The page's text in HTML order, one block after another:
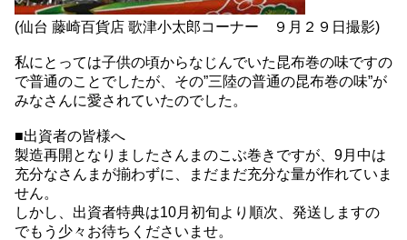
(仙台 藤崎百貨店 歌津小太郎コーナー ９月２９日撮影)
私にとっては子供の頃からなじんでいた昆布巻の味ですの
で普通のことでしたが、その”三陸の普通の昆布巻の味”が
みなさんに愛されていたのでした。
■出資者の皆様へ
製造再開となりましたさんまのこぶ巻きですが、9月中は
充分なさんまが揃わずに、まだまだ充分な量が作れていま
せん。
しかし、出資者特典は10月初旬より順次、発送しますの
でもう少々お待ちくださいませ。